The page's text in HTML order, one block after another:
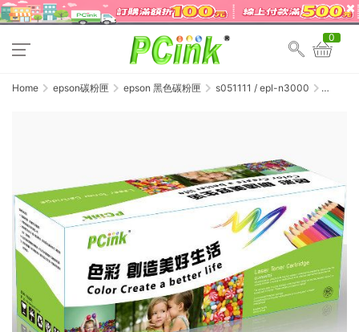
0
Home epson碳粉匣 epson 黑色碳粉匣
s051111 / epl-n3000
N3000